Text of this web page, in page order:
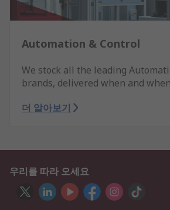
Automation & Control
We stock all the leading
brands, delivered when and
더 알아보기
우리를 따라 오세요